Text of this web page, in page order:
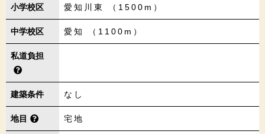
小学校区 愛知川東 （1500m）
中学校区 愛知 （1100m）
私道負担
建築条件 なし
地目 宅地